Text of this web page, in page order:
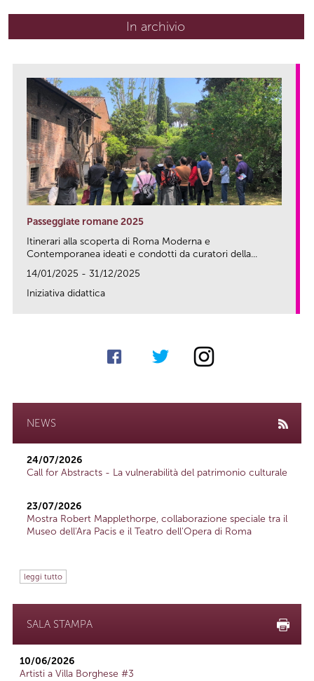
In archivio
Passeggiate romane 2025
Itinerari alla scoperta di Roma Moderna e
Contemporanea ideati e condotti da curatori della...
14/01/2025 - 31/12/2025
Iniziativa didattica
NEWS
24/07/2026
Call for Abstracts - La vulnerabilità del patrimonio culturale
23/07/2026
Mostra Robert Mapplethorpe, collaborazione speciale tra il
Museo dell'Ara Pacis e il Teatro dell'Opera di Roma
leggi tutto
SALA STAMPA
10/06/2026
Artisti a Villa Borghese #3